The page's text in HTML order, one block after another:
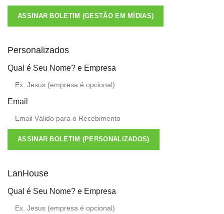
ASSINAR BOLETIM (GESTÃO EM MÍDIAS)
Personalizados
Qual é Seu Nome? e Empresa
Email
ASSINAR BOLETIM (PERSONALIZADOS)
LanHouse
Qual é Seu Nome? e Empresa